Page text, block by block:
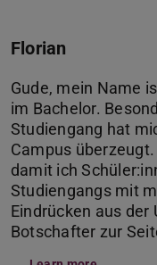
Florian
Gude, mein Name
im Bachelor.
Studiengang hat
Campus
damit ich
Studiengangs mit
Eindrücken aus
Botschafter zur